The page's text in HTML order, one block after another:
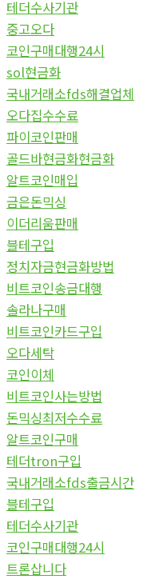
테더수사기관
중고오다
코인구매대행24시
sol현금화
국내거래소fds해결업체
오다집수수료
파이코인판매
골드바현금화현금화
알트코인매입
금은돈믹싱
이더리움판매
블테구입
정치자금현금화방법
비트코인송금대행
솔라나구매
비트코인카드구입
오다세탁
코인이체
비트코인사는방법
돈믹싱최저수수료
알트코인구매
테더tron구입
국내거래소fds출금시간
블테구입
테더수사기관
코인구매대행24시
트론삽니다